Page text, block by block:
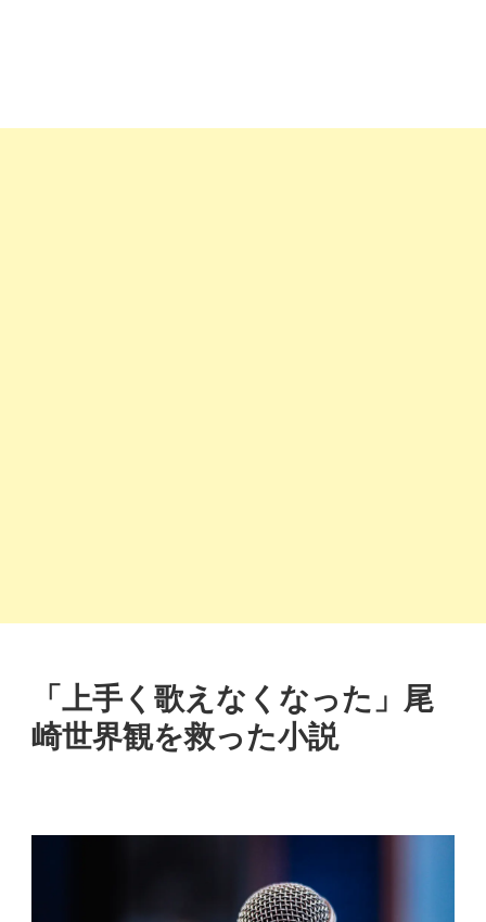
「上手く歌えなくなった」尾
崎世界観を救った小説